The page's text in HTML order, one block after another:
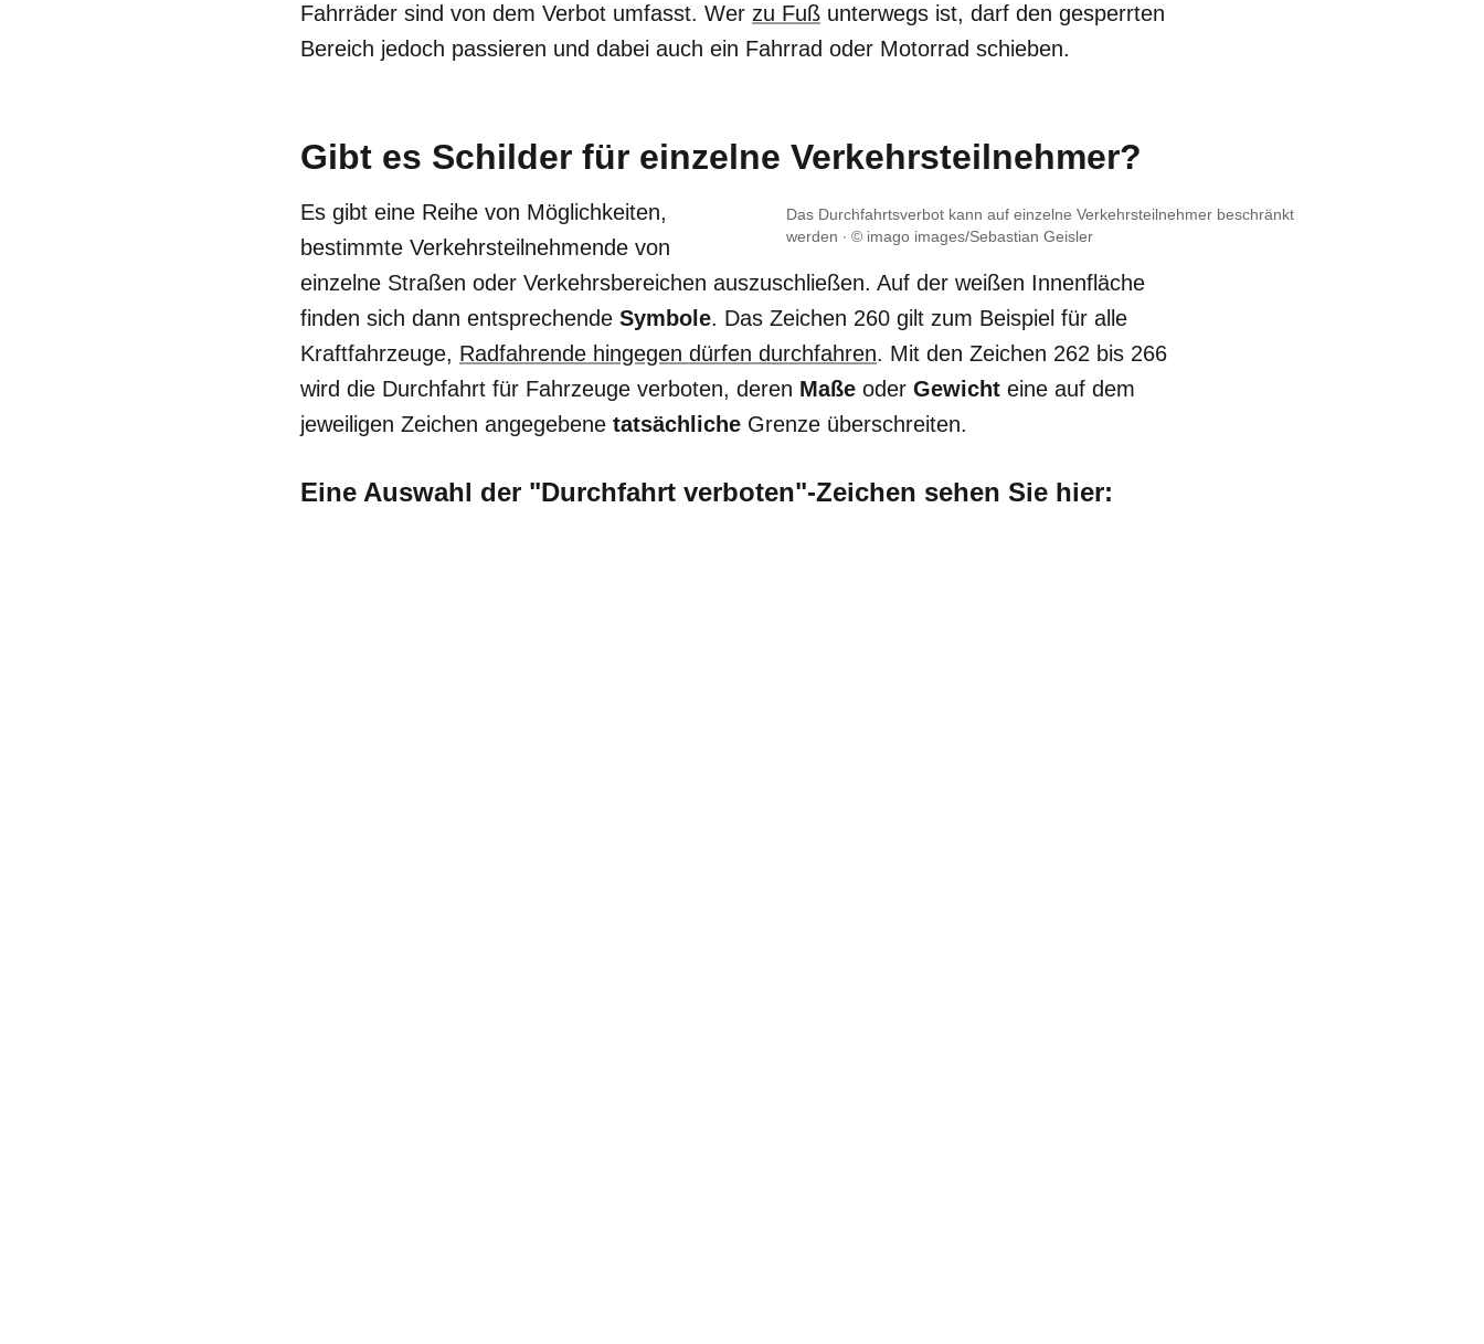
Fahrräder sind von dem Verbot umfasst. Wer zu Fuß unterwegs ist, darf den gesperrten
Bereich jedoch passieren und dabei auch ein Fahrrad oder Motorrad schieben.
Gibt es Schilder für einzelne Verkehrsteilnehmer?
Das Durchfahrtsverbot kann auf einzelne Verkehrsteilnehmer beschränkt
werden
© imago images/Sebastian Geisler
Es gibt eine Reihe von Möglichkeiten,
bestimmte Verkehrsteilnehmende von
einzelne Straßen oder Verkehrsbereichen auszuschließen. Auf der weißen Innenfläche
finden sich dann entsprechende Symbole. Das Zeichen 260 gilt zum Beispiel für alle
Kraftfahrzeuge, Radfahrende hingegen dürfen durchfahren. Mit den Zeichen 262 bis 266
wird die Durchfahrt für Fahrzeuge verboten, deren Maße oder Gewicht eine auf dem
jeweiligen Zeichen angegebene tatsächliche Grenze überschreiten.
Eine Auswahl der "Durchfahrt verboten"-Zeichen sehen Sie hier: